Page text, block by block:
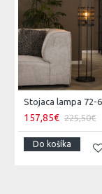
157,85€ 225,50€
Do košíka